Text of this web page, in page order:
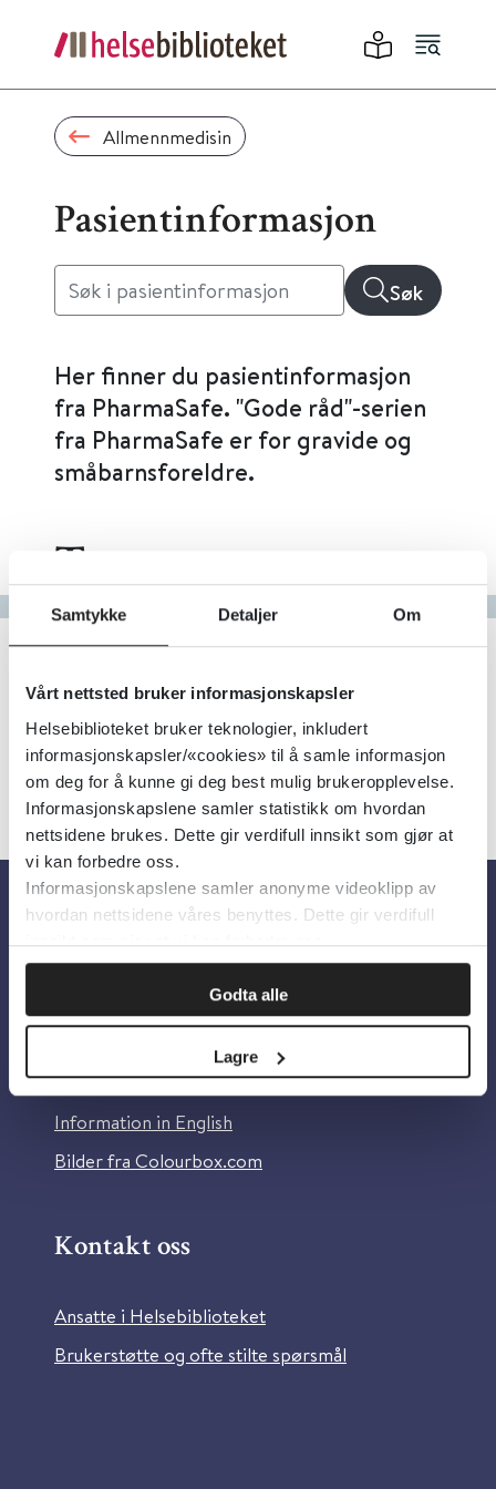
Samtykke Detaljer Om
Vårt nettsted bruker informasjonskapsler
Helsebiblioteket bruker teknologier, inkludert
informasjonskapsler/«cookies» til å samle informasjon
om deg for å kunne gi deg best mulig brukeropplevelse.
Informasjonskapslene samler statistikk om hvordan
nettsidene brukes. Dette gir verdifull innsikt som gjør at
vi kan forbedre oss.
Informasjonskapslene samler anonyme videoklipp av
hvordan nettsidene våres benyttes. Dette gir verdifull
innsikt som gjør at vi kan forbedre oss.
Godta alle
Lagre
Allmennmedisin
Pasientinformasjon
Søk
Her finner du pasientinformasjon
fra PharmaSafe. "Gode råd"-serien
fra PharmaSafe er for gravide og
småbarnsforeldre.
Tema
Gå til bokstav
Filter
0Treff Alfabetisk
Om oss
Om Helsebiblioteket
Personvern og informasjonskapsler
Tilgjengelighetserklæring
Information in English
Bilder fra Colourbox.com
Kontakt oss
Ansatte i Helsebiblioteket
Brukerstøtte og ofte stilte spørsmål